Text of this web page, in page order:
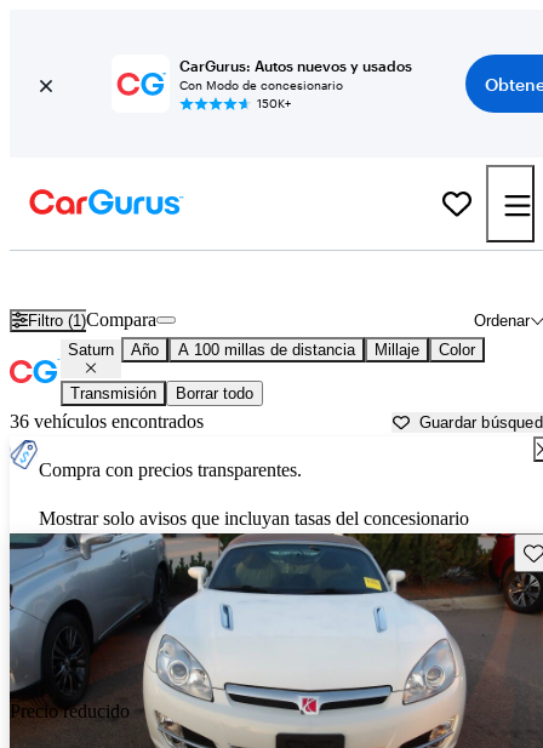
CarGurus: Autos nuevos y usados
Con Modo de concesionario
150K+
Filtro (1) Ordenar
Compara
Saturn Año A 100 millas de distancia Millaje Color
Transmisión Borrar todo
36 vehículos encontrados Guardar
Compra con precios transparentes.
Mostrar solo avisos que incluyan tasas del concesionario
Precio reducido